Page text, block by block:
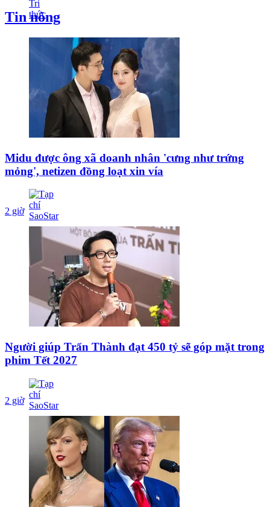
Tin nóng
Midu được ông xã doanh nhân 'cưng như trứng
mỏng', netizen đồng loạt xin vía
2 giờ
Người giúp Trấn Thành đạt 450 tỷ sẽ góp mặt trong
phim Tết 2027
2 giờ